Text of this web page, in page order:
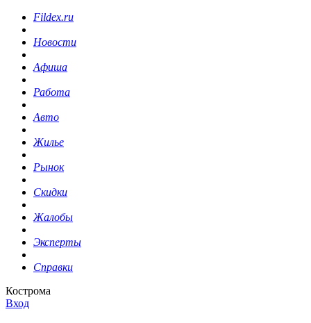
Fildex.ru
Новости
Афиша
Работа
Авто
Жилье
Рынок
Скидки
Жалобы
Эксперты
Справки
Кострома
Вход